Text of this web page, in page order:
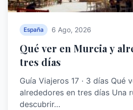
España 6 Ago, 2026
Qué ver en Murcia y
tres días
Guía Viajeros 17 · 3 días Qué
alrededores en tres días Una
descubrir…